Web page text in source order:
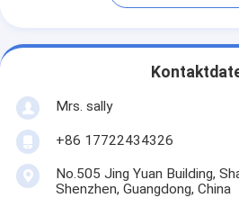
Mrs. sally
+86 17722434326
No.505 Jing Yuan Building,
Shenzhen, Guangdong, China